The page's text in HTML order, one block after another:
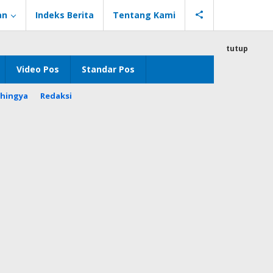
Indeks Berita Tentang Kami
Video Pos Standar Pos
Redaksi
tutup